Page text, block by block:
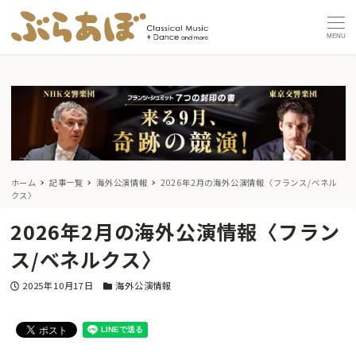
MENU
ホーム 記事一覧 海外公演情報
2026年2月の海外公演情報〈フランス/ベネル
クス〉
2026年2月の海外公演情報〈フラン
ス/ベネルクス〉
投稿日
2025年10月17日 カテゴリー
海外公演情報